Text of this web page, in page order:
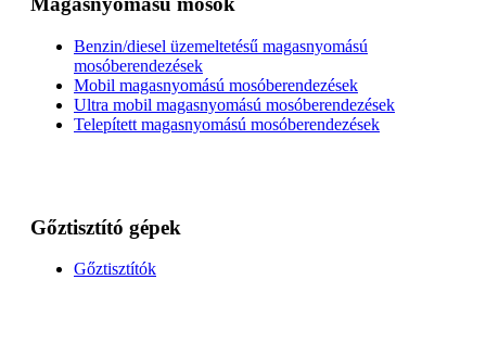
Benzin/diesel üzemeltetésű magasnyomású
mosóberendezések
Mobil magasnyomású mosóberendezések
Ultra mobil magasnyomású mosóberendezések
Telepített magasnyomású mosóberendezések
Gőztisztító gépek
Gőztisztítók